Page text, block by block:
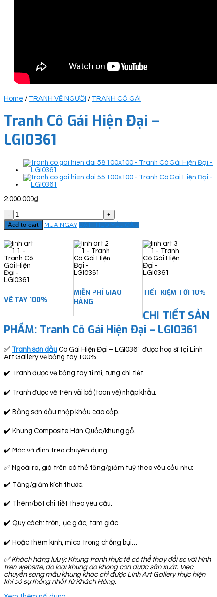
Home / TRANH VẼ NGƯỜI / TRANH CÔ GÁI
Tranh Cô Gái Hiện Đại –
LGI0361
2.000.000₫
Tranh
Cô
Gái
Hiện
Đại
-
LGI0361
quantity
Add to cart MUA NGAY ĐẶT THEO YÊU CẦU
VẼ TAY 100%
MIỄN PHÍ GIAO
HÀNG
TIẾT KIỆM TỚI 10%
CHI TIẾT SẢN
PHẨM: Tranh Cô Gái Hiện Đại – LGI0361
✅ Tranh sơn dầu Cô Gái Hiện Đại – LGI0361 được hoạ sĩ tại Linh
Art Gallery vẽ bằng tay 100%.
✔️ Tranh được vẽ bằng tay tỉ mỉ, từng chi tiết.
✔️ Tranh được vẽ trên vải bố (toan vẽ) nhập khẩu.
✔️ Bằng sơn dầu nhập khẩu cao cấp.
✔️ Khung Composite Hàn Quốc/khung gỗ.
✔️ Móc và đinh treo chuyên dụng.
✅ Ngoài ra, giá trên có thể tăng/giảm tuỳ theo yêu cầu như:
✔️ Tăng/giảm kích thước.
✔️ Thêm/bớt chi tiết theo yêu cầu.
✔️ Quy cách: tròn, lục giác, tam giác.
✔️ Hoặc thêm kính, mica trong chống bụi…
✅Khách hàng lưu ý: Khung tranh thực tế có thể thay đổi so với hình
trên website, do loại khung đó không còn được sản xuất. Việc
chuyển sang mẫu khung khác chỉ được Linh Art Gallery thực hiện
khi có sự thống nhất từ Khách Hàng.